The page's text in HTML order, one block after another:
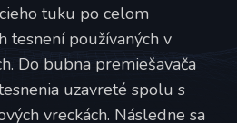
tuku po celom
tesnení používaných v
Do bubna premiešavača
uzavreté spolu s
vreckách. Následne sa